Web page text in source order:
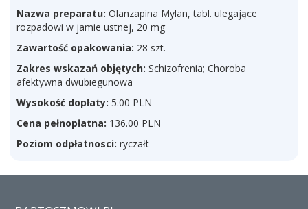
Nazwa preparatu: Olanzapina Mylan, tabl. ulegające
rozpadowi w jamie ustnej, 20 mg
Zawartość opakowania: 28 szt.
Zakres wskazań objętych: Schizofrenia; Choroba
afektywna dwubiegunowa
Wysokość dopłaty: 5.00 PLN
Cena pełnopłatna: 136.00 PLN
Poziom odpłatnosci: ryczałt